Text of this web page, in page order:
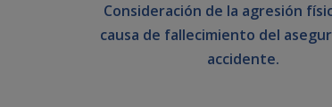
Consideración de la agresión
causa de fallecimiento del
accidente.